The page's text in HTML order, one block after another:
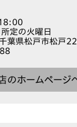
所定の火曜日
葉県松戸市松戸
のホームページ